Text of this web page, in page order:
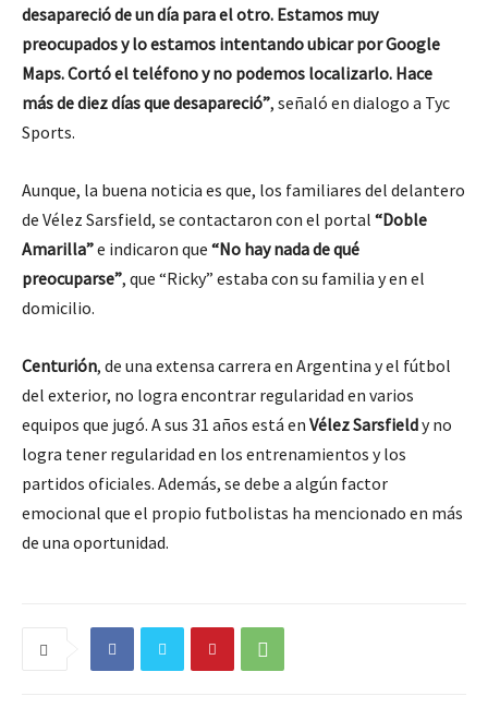
desapareció de un día para el otro. Estamos muy
preocupados y lo estamos intentando ubicar por Google
Maps. Cortó el teléfono y no podemos localizarlo. Hace
más de diez días que desapareció”, señaló en dialogo a Tyc
Sports.
Aunque, la buena noticia es que, los familiares del delantero
de Vélez Sarsfield, se contactaron con el portal “Doble
Amarilla”e indicaron que “No hay nada de qué
preocuparse”, que “Ricky” estaba con su familia y en el
domicilio.
Centurión, de una extensa carrera en Argentina y el fútbol
del exterior, no logra encontrar regularidad en varios
equipos que jugó. A sus 31 años está en Vélez Sarsfieldy no
logra tener regularidad en los entrenamientos y los
partidos oficiales. Además, se debe a algún factor
emocional que el propio futbolistas ha mencionado en más
de una oportunidad.